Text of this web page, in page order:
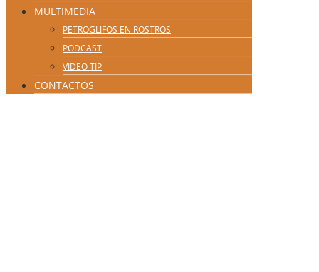
MULTIMEDIA
PETROGLIFOS EN ROSTROS
PODCAST
VIDEO TIP
CONTACTOS